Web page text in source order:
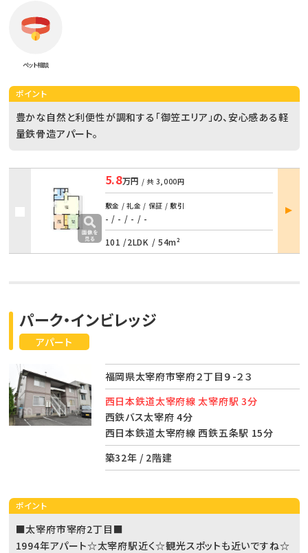
ペット相談
ポイント
豊かな自然と利便性が調和する「御笠エリア」の、安心感ある軽
量鉄骨造アパート。
5.8万円 / 共 3,000円
敷金 / 礼金 / 保証 / 敷引
- / - / - / -
101 /2LDK / 54m²
部屋
詳細
アパート
パーク・インビレッジ
福岡県太宰府市宰府２丁目９-２３
西日本鉄道太宰府線 太宰府駅 3分
西鉄バス太宰府 4分
西日本鉄道太宰府線 西鉄五条駅 15分
築32年 / 2階建
ポイント
■太宰府市宰府2丁目■
1994年アパート☆太宰府駅近く☆観光スポットも近いですね☆